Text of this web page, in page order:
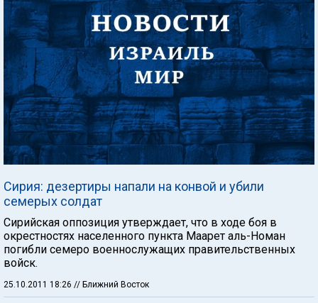
Сирия: дезертиры напали на конвой и убили
семерых солдат
Сирийская оппозиция утверждает, что в ходе боя в
окрестностях населенного пункта Маарет аль-Номан
погибли семеро военнослужащих правительственных
войск.
25.10.2011 18:26 // Ближний Восток